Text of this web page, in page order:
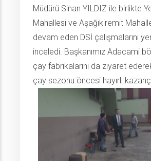
Müdürü Sinan YILDIZ ile birlikte
Mahallesi ve Aşağıkiremit
devam eden DSİ çalışmalarını
inceledi. Başkanımız Adacami
çay fabrikalarını da ziyaret
çay sezonu öncesi hayırlı